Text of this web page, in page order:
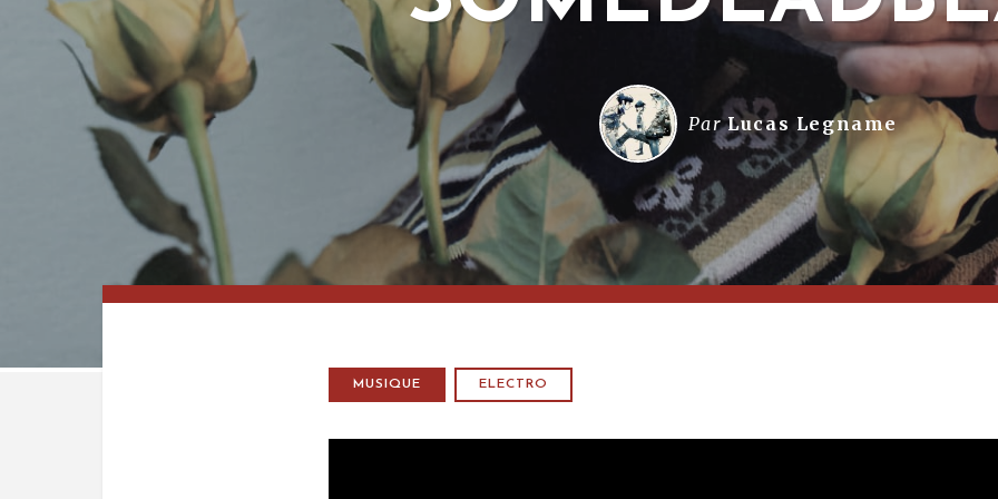
ParLucas Legname
MUSIQUE ELECTRO